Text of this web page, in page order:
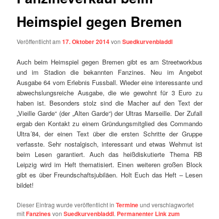
Heimspiel gegen Bremen
Veröffentlicht am17. Oktober 2014vonSuedkurvenbladdl
Auch beim Heimspiel gegen Bremen gibt es am Streetworkbus
und im Stadion die bekannten Fanzines. Neu im Angebot
Ausgabe 64 vom Erlebnis Fussball. Wieder eine interessante und
abwechslungsreiche Ausgabe, die wie gewohnt für 3 Euro zu
haben ist. Besonders stolz sind die Macher auf den Text der
„Vieille Garde“ (der „Alten Garde“) der Ultras Marseille. Der Zufall
ergab den Kontakt zu einem Gründungsmitglied des Commando
Ultra´84, der einen Text über die ersten Schritte der Gruppe
verfasste. Sehr nostalgisch, interessant und etwas Wehmut ist
beim Lesen garantiert. Auch das heißdiskutierte Thema RB
Leipzig wird im Heft thematisiert. Einen weiteren großen Block
gibt es über Freundschaftsjubiläen. Holt Euch das Heft – Lesen
bildet!
Dieser Eintrag wurde veröffentlicht inTermineund verschlagwortet
mit Fanzines vonSuedkurvenbladdl. Permanenter Link zum